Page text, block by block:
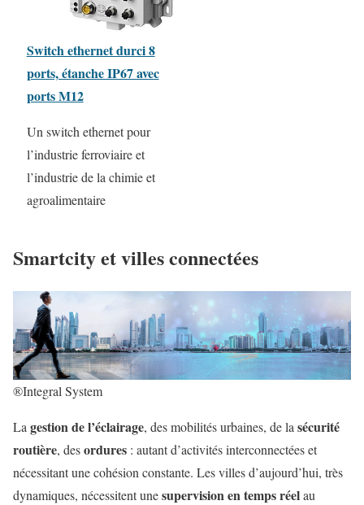
Switch ethernet durci 8
ports, étanche IP67 avec
ports M12
Un switch ethernet pour
l’industrie ferroviaire et
l’industrie de la chimie et
agroalimentaire
Smartcity et villes connectées
®Integral System
La gestion de l’éclairage, des mobilités urbaines, de la sécurité
routière, desordures : autant d’activités interconnectées et
nécessitant une cohésion constante. Les villes d’aujourd’hui, très
dynamiques, nécessitent unesupervision en temps réelau